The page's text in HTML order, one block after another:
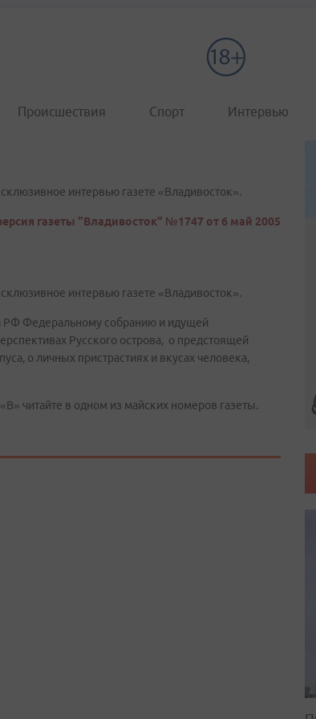
Происшествия Спорт Интервью
интервью газете «Владивосток».
газеты "Владивосток" №1747 от 6 май 2005
интервью газете «Владивосток».
РФ Федеральному собранию и идущей
Русского острова, о предстоящей
о личных пристрастиях и вкусах человека,
читайте в одном из майских номеров газеты.